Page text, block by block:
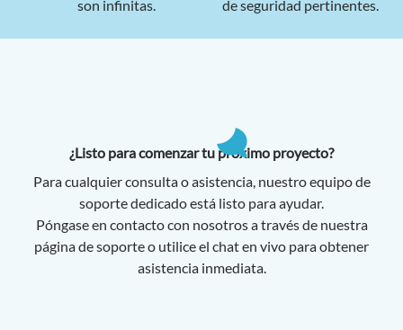
son infinitas.
de seguridad pertinentes.
¿Listo para comenzar tu próximo proyecto?
Para cualquier consulta o asistencia, nuestro equipo de
soporte dedicado está listo para ayudar.
Póngase en contacto con nosotros a través de nuestra
página de soporte o utilice el chat en vivo para obtener
asistencia inmediata.